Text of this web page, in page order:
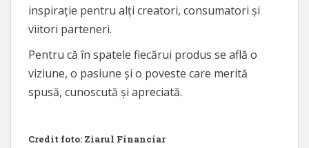
inspirație pentru alți creatori, consumatori și
viitori parteneri.
Pentru că în spatele fiecărui produs se află o
viziune, o pasiune și o poveste care merită
spusă, cunoscută și apreciată.
Credit foto: Ziarul Financiar